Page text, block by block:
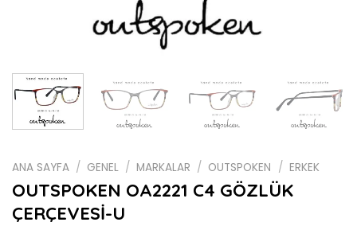
ANA SAYFA / GENEL / MARKALAR / OUTSPOKEN / ERKEK
OUTSPOKEN OA2221 C4 GÖZLÜK
ÇERÇEVESİ-U